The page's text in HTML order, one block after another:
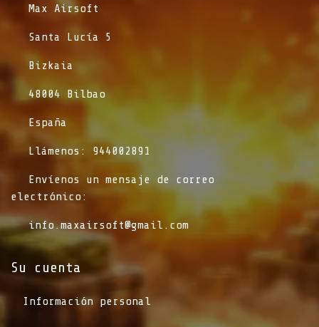
​Max Airsoft
​Santa Lucía 5
​Bizkaia
​48004 Bilbao
​España
​Llámenos: 944002891
​Envíenos un mensaje de correo
electrónico:
info.maxairsoft@gmail.com
Su cuenta
Información personal